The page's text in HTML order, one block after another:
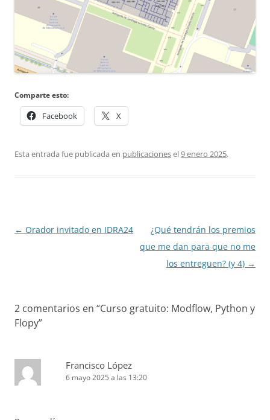
Comparte esto:
Facebook X
Esta entrada fue publicada en publicacionesel9 enero 2025.
Navegación
← Orador invitado en IDRA24
¿Qué tendrán los premios
que me dan para que no me
los entreguen? (y 4) →
2 comentarios en “Curso gratuito: Modflow, Python y
Flopy”
Francisco López
6 mayo 2025 a las 13:20